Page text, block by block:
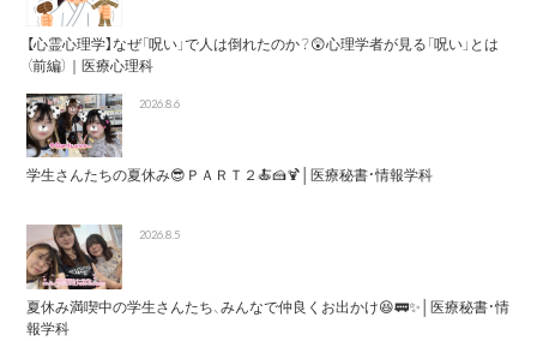
【心霊心理学】なぜ「呪い」で人は倒れたのか？😲心理学者が見る「呪い」とは
（前編）｜医療心理科
2026.8.6
学生さんたちの夏休み😎ＰＡＲＴ２🍝🍰🍹│医療秘書・情報学科
2026.8.5
夏休み満喫中の学生さんたち、みんなで仲良くお出かけ😆🚃✨│医療秘書・情
報学科